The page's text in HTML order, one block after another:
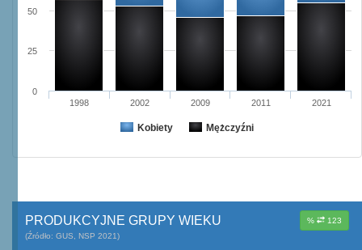
Kobiety Mężczyźni
1998 2002 2009 2011 2021
0
25
50
% 123
PRODUKCYJNE GRUPY WIEKU
(Źródło: GUS, NSP 2021)